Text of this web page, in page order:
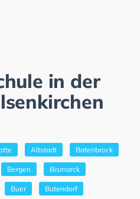
in der
Altstadt Batenbrock
Bergen Bismarck
Buer Butendorf